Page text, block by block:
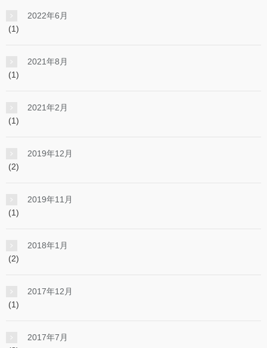
2022年6月
(1)
2021年8月
(1)
2021年2月
(1)
2019年12月
(2)
2019年11月
(1)
2018年1月
(2)
2017年12月
(1)
2017年7月